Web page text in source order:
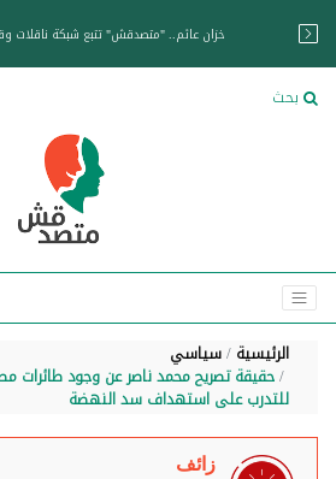
خزان عائم.. "متصدقش" تتبع شبكة ناقلات
بحث
الرئيسية سياسي
حقيقة تصريح محمد ناصر عن وجود طائرات
للتدرب على استهداف سد النهضة
زائف